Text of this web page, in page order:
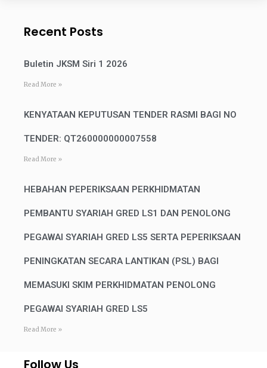
Recent Posts
Buletin JKSM Siri 1 2026
Read More »
KENYATAAN KEPUTUSAN TENDER RASMI BAGI NO
TENDER: QT260000000007558
Read More »
HEBAHAN PEPERIKSAAN PERKHIDMATAN
PEMBANTU SYARIAH GRED LS1 DAN PENOLONG
PEGAWAI SYARIAH GRED LS5 SERTA PEPERIKSAAN
PENINGKATAN SECARA LANTIKAN (PSL) BAGI
MEMASUKI SKIM PERKHIDMATAN PENOLONG
PEGAWAI SYARIAH GRED LS5
Read More »
Follow Us